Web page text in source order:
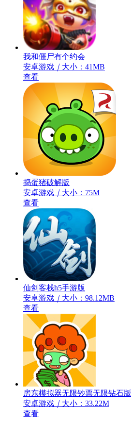
我和僵尸有个约会
安卓游戏 ｜ 大小：41MB
查看
捣蛋猪破解版
安卓游戏 ｜ 大小：75M
查看
仙剑客栈h5手游版
安卓游戏 ｜ 大小：98.12MB
查看
房东模拟器无限钞票无限钻石版
安卓游戏 ｜ 大小：33.22M
查看